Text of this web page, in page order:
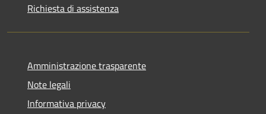
Richiesta di assistenza
Amministrazione trasparente
Note legali
Informativa privacy